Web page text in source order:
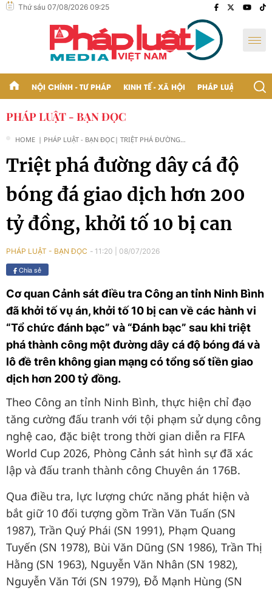
Thứ sáu 07/08/2026 09:25
NỘI CHÍNH - TƯ PHÁP KINH TẾ - XÃ HỘI PHÁP LUẬT - BẠN
PHÁP LUẬT - BẠN ĐỌC
HOME | PHÁP LUẬT - BẠN ĐỌC| TRIỆT PHÁ ĐƯỜNG
GIAO DỊCH HƠN 200 TỶ
ĐỒNG, KHỞI TỐ 10 BỊ
Triệt phá đường dây cá độ
bóng đá giao dịch hơn 200
tỷ đồng, khởi tố 10 bị can
PHÁP LUẬT - BẠN ĐỌC 11:20 08/07/2026
Chia sẻ
Cơ quan Cảnh sát điều tra Công an tỉnh Ninh Bình
đã khởi tố vụ án, khởi tố 10 bị can về các hành vi
“Tổ chức đánh bạc” và “Đánh bạc” sau khi triệt
phá thành công một đường dây cá độ bóng đá và
lô đề trên không gian mạng có tổng số tiền giao
dịch hơn 200 tỷ đồng.
Theo Công an tỉnh Ninh Bình, thực hiện chỉ đạo
tăng cường đấu tranh với tội phạm sử dụng công
nghệ cao, đặc biệt trong thời gian diễn ra FIFA
World Cup 2026, Phòng Cảnh sát hình sự đã xác
lập và đấu tranh thành công Chuyên án 176B.
Qua điều tra, lực lượng chức năng phát hiện và
bắt giữ 10 đối tượng gồm Trần Văn Tuấn (SN
1987), Trần Quý Phái (SN 1991), Phạm Quang
Tuyến (SN 1978), Bùi Văn Dũng (SN 1986), Trần Thị
Hằng (SN 1963), Nguyễn Văn Nhân (SN 1982),
Nguyễn Văn Tới (SN 1979), Đỗ Mạnh Hùng (SN